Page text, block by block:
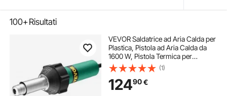
100+Risultati
VEVOR Saldatrice ad Aria Calda per
Plastica, Pistola ad Aria Calda da
1600 W, Pistola Termica per
Saldatura in Vinile TPO da 50°C -
600°C, Kit per Saldatura di
Coperture in Plastica con 11
Accessori
(1)
12490€